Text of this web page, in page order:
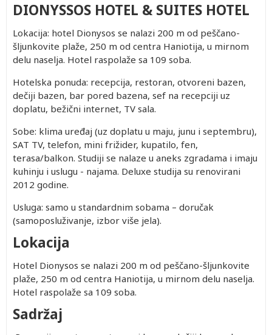
DIONYSSOS HOTEL & SUITES HOTEL
Lokacija: hotel Dionysos se nalazi 200 m od peščano-
šljunkovite plaže, 250 m od centra Haniotija, u mirnom
delu naselja. Hotel raspolaže sa 109 soba.
Hotelska ponuda: recepcija, restoran, otvoreni bazen,
dečiji bazen, bar pored bazena, sef na recepciji uz
doplatu, bežični internet, TV sala.
Sobe: klima uređaj (uz doplatu u maju, junu i septembru),
SAT TV, telefon, mini frižider, kupatilo, fen,
terasa/balkon. Studiji se nalaze u aneks zgradama i imaju
kuhinju i uslugu - najama. Deluxe studija su renovirani
2012 godine.
Usluga: samo u standardnim sobama – doručak
(samoposluživanje, izbor više jela).
Lokacija
Hotel Dionysos se nalazi 200 m od peščano-šljunkovite
plaže, 250 m od centra Haniotija, u mirnom delu naselja.
Hotel raspolaže sa 109 soba.
Sadržaj